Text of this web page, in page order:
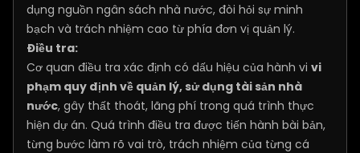
dụng nguồn ngân sách nhà nước, đòi hỏi sự minh
bạch và trách nhiệm cao từ phía đơn vị quản lý.
Điều tra:
Cơ quan điều tra xác định có dấu hiệu của hành vi vi
phạm quy định về quản lý, sử dụng tài sản nhà
nước, gây thất thoát, lãng phí trong quá trình thực
hiện dự án. Quá trình điều tra được tiến hành bài bản,
từng bước làm rõ vai trò, trách nhiệm của từng cá